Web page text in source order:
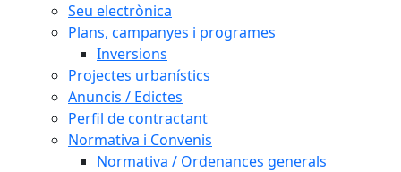
Seu electrònica
Plans, campanyes i programes
Inversions
Projectes urbanístics
Anuncis / Edictes
Perfil de contractant
Normativa i Convenis
Normativa / Ordenances generals